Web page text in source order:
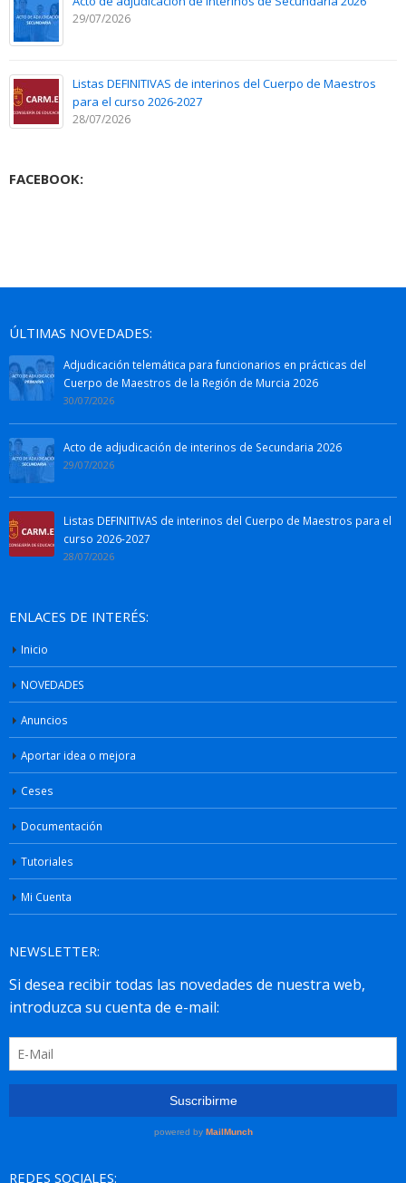
29/07/2026
Listas DEFINITIVAS de interinos del Cuerpo de Maestros
para el curso 2026-2027
28/07/2026
FACEBOOK:
ÚLTIMAS NOVEDADES:
Adjudicación telemática para funcionarios en prácticas del
Cuerpo de Maestros de la Región de Murcia 2026
30/07/2026
Acto de adjudicación de interinos de Secundaria 2026
29/07/2026
Listas DEFINITIVAS de interinos del Cuerpo de Maestros para el
curso 2026-2027
28/07/2026
ENLACES DE INTERÉS:
Inicio
NOVEDADES
Anuncios
Aportar idea o mejora
Ceses
Documentación
Tutoriales
Mi Cuenta
NEWSLETTER:
REDES SOCIALES: